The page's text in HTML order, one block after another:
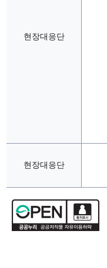
현장대응단
현장대응단